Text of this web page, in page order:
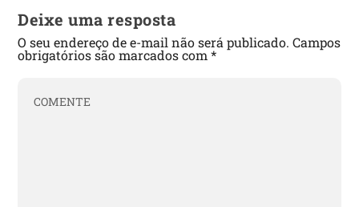
Deixe uma resposta
O seu endereço de e-mail não será publicado. Campos
obrigatórios são marcados com*